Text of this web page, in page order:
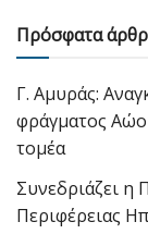
Πρόσφατα
Γ. Αμυράς:
φράγματος
τομέα
Συνεδριάζει η
Περιφέρειας